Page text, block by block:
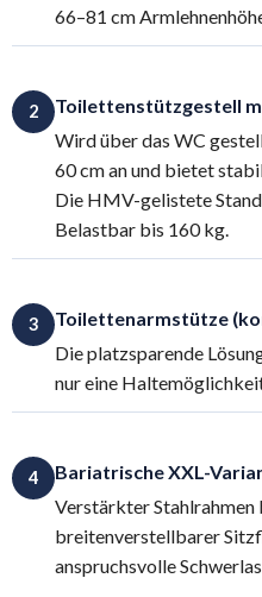
66–81 cm
2
Toilettenstützgestell
Wird über das WC
60 cm an und bietet
Die HMV-gelistete
Belastbar bis 160 kg.
3
Toilettenarmstütze
Die platzsparende
nur eine
4
Bariatrische XXL-
Verstärkter Stahlrahmen
breitenverstellbarer
anspruchsvolle